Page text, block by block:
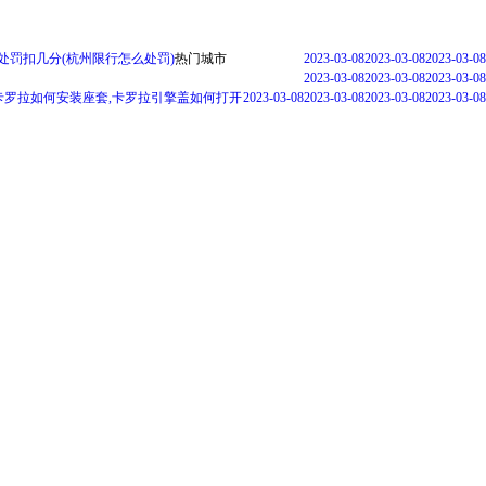
2023-03-08
2023-03-08
罚扣几分(杭州限行怎么处罚)
2023-03-08
2023-03-08
2023-03-08
2023-03-08
2023-03-08
2023-03-08
2023-03-08
罗拉如何安装座套,卡罗拉引擎盖如何打开2023-03-08
热门城市